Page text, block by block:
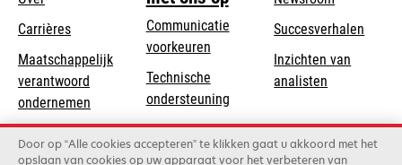
Carrières
Maatschappelijk
verantwoord
ondernemen
in
a
Duurzaamheid
Communicatie
voorkeuren
Technische
ondersteuningopens
in
a
Product registratie
Vind een dealer
Succesverhalen
Inzichten van
analisten
Door op “Alle cookies accepteren” te klikken gaat u akkoord met het
opslaan van cookies op uw apparaat voor het verbeteren van